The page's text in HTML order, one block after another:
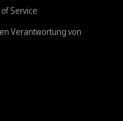
Service
Verantwortung von